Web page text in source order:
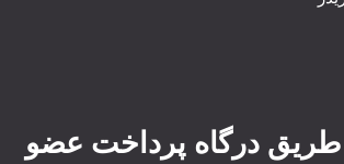
طریق درگاه پرداخت عضو